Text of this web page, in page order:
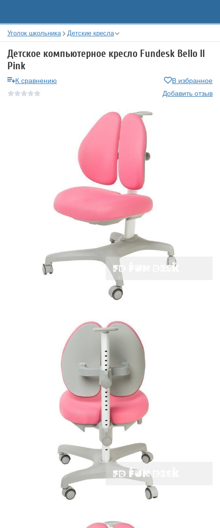
Уголок школьника Детские кресла
Детское компьютерное кресло Fundesk Bello II
Pink
К сравнению
В избранное
Добавить отзыв